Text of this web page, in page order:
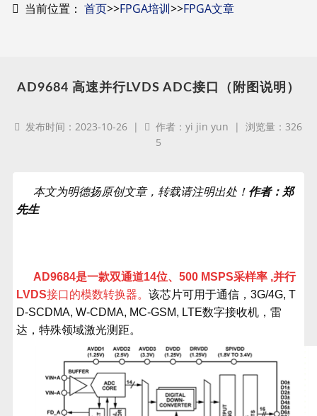
当前位置：首页>>FPGA培训>>FPGA文章
AD9684 高速并行LVDS ADC接口（附图说明）
发布时间：2023-10-26 |
作者：yi jin yun | 浏览量：326
5
本文为明德扬原创文章，转载请注明出处！ 作者：郑
先生
AD9684是一款双通道14位、500 MSPS采样率 ,并行
LVDS接口的模数转换器。该芯片可用于通信，3G/4G, T
D-SCDMA, W-CDMA, MC-GSM, LTE数字接收机，雷
达，特殊领域激光测距。